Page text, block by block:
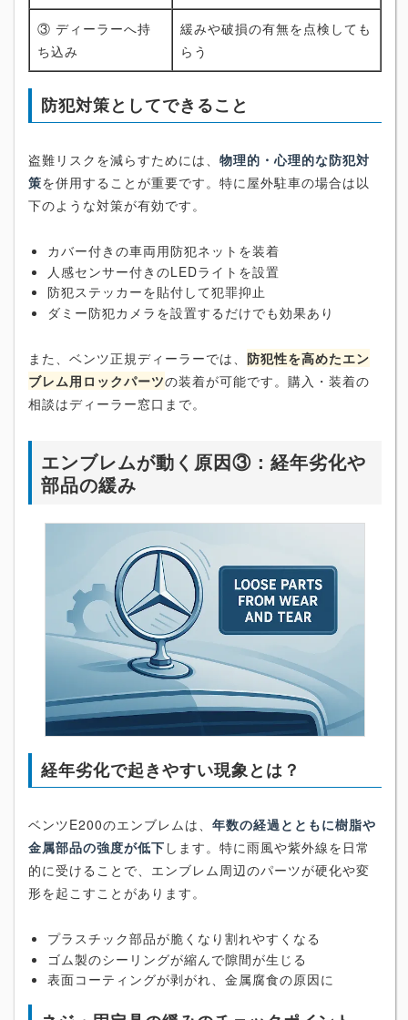
③ ディーラーへ持
ち込み
緩みや破損の有無を点検しても
らう
防犯対策としてできること
盗難リスクを減らすためには、 物理的・心理的な防犯対
策を併用することが重要です。特に屋外駐車の場合は以
下のような対策が有効です。
カバー付きの車両用防犯ネットを装着
人感センサー付きのLEDライトを設置
防犯ステッカーを貼付して犯罪抑止
ダミー防犯カメラを設置するだけでも効果あり
また、ベンツ正規ディーラーでは、 防犯性を高めたエン
ブレム用ロックパーツの装着が可能です。購入・装着の
相談はディーラー窓口まで。
エンブレムが動く原因③：経年劣化や
部品の緩み
経年劣化で起きやすい現象とは？
ベンツE200のエンブレムは、 年数の経過とともに樹脂や
金属部品の強度が低下 します。特に雨風や紫外線を日常
的に受けることで、エンブレム周辺のパーツが硬化や変
形を起こすことがあります。
プラスチック部品が脆くなり割れやすくなる
ゴム製のシーリングが縮んで隙間が生じる
表面コーティングが剥がれ、金属腐食の原因に